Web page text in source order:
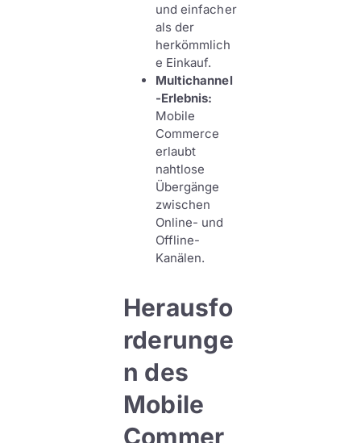
und einfacher
als der
herkömmlich
e Einkauf.
Multichannel
-Erlebnis:
Mobile
Commerce
erlaubt
nahtlose
Übergänge
zwischen
Online- und
Offline-
Kanälen.
Herausfo
rderunge
n des
Mobile
Commer